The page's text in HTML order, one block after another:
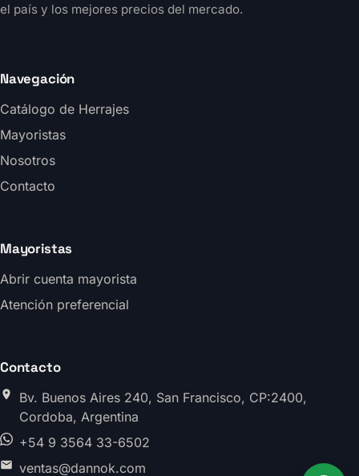
el país y los mejores precios del mercado.
Navegación
Catálogo de Herrajes
Mayoristas
Nosotros
Contacto
Mayoristas
Abrir cuenta mayorista
Atención preferencial
Contacto
Bv. Buenos Aires 240, San Francisco, CP:2400,
Cordoba, Argentina
+54 9 3564 33-6502
ventas@dannok.com